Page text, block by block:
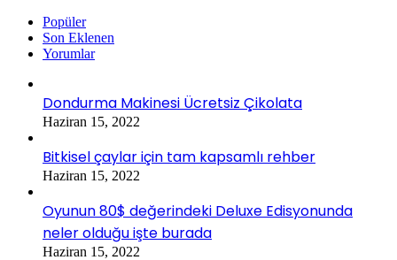
Popüler
Son Eklenen
Yorumlar
Dondurma Makinesi Ücretsiz Çikolata
Haziran 15, 2022
Bitkisel çaylar için tam kapsamlı rehber
Haziran 15, 2022
Oyunun 80$ değerindeki Deluxe Edisyonunda
neler olduğu işte burada
Haziran 15, 2022